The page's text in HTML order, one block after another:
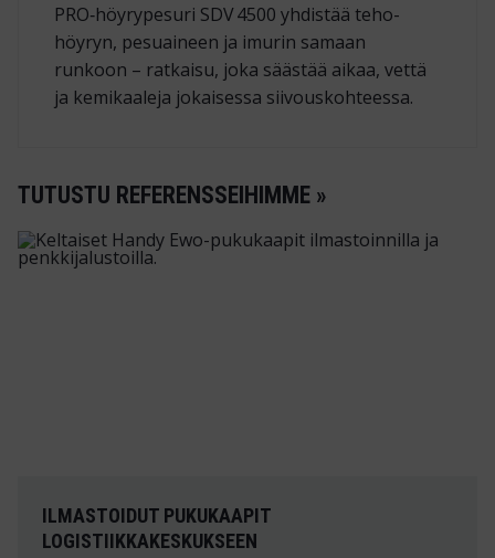
PRO‑höyrypesuri SDV 4500 yhdistää teho­
höyryn, pesuaineen ja imurin samaan
runkoon – ratkaisu, joka säästää aikaa, vettä
ja kemikaaleja jokaisessa siivouskohteessa.
TUTUSTU REFERENSSEIHIMME »
ILMASTOIDUT PUKUKAAPIT
LOGISTIIKKAKESKUKSEEN